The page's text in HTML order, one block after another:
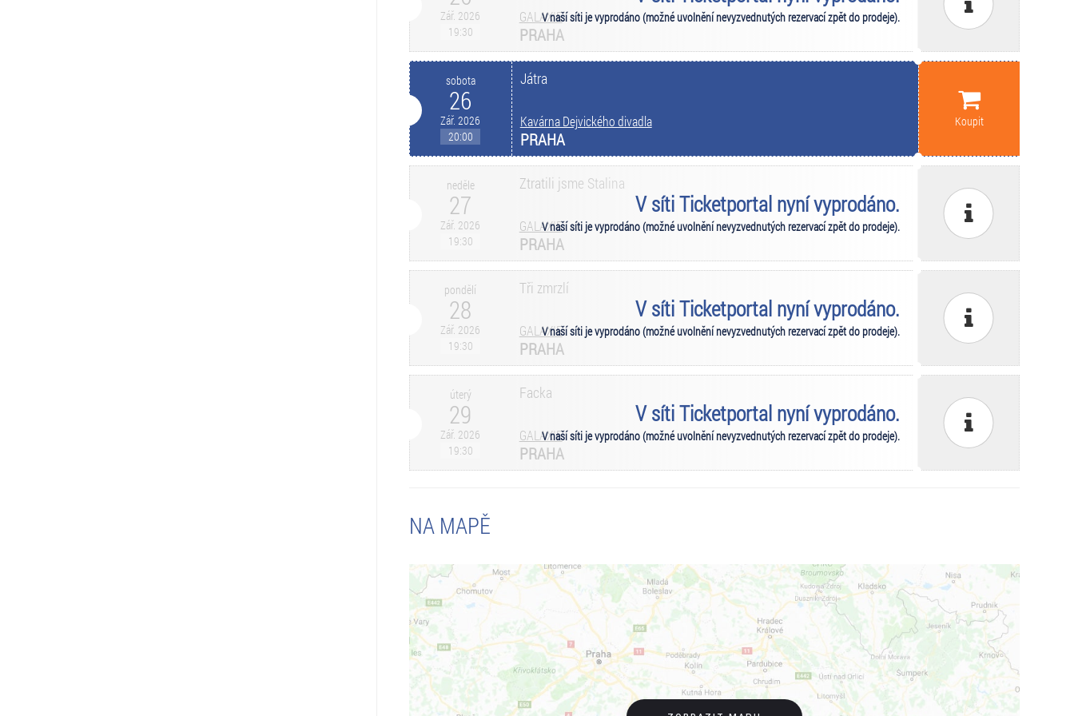
Zář. 2026
19:30
V naší síti je vyprodáno (možné uvolnění nevyzvednutých rezervací zpět do prodeje).
GALAXIE
PRAHA
sobota
26
Zář. 2026
20:00
Játra
Kavárna Dejvického divadla
PRAHA
Koupit
neděle
27
Zář. 2026
19:30
V síti Ticketportal nyní vyprodáno.
V naší síti je vyprodáno (možné uvolnění nevyzvednutých rezervací zpět do prodeje).
Ztratili jsme Stalina
GALAXIE
PRAHA
pondělí
28
Zář. 2026
19:30
V síti Ticketportal nyní vyprodáno.
V naší síti je vyprodáno (možné uvolnění nevyzvednutých rezervací zpět do prodeje).
Tři zmrzlí
GALAXIE
PRAHA
úterý
29
Zář. 2026
19:30
V síti Ticketportal nyní vyprodáno.
V naší síti je vyprodáno (možné uvolnění nevyzvednutých rezervací zpět do prodeje).
Facka
GALAXIE
PRAHA
NA MAPĚ